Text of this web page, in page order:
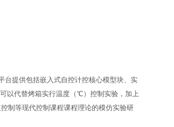
台提供包括嵌入式自控计控核心模型块、实
以代替烤箱实行温度（℃）控制实验，加上
制等现代控制课程课程理论的模仿实验研